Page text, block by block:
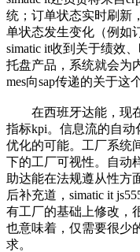
统；订单状态实时刷新
单状态发生变化（例如
simatic it收到关于绩效
托盘产品，系统就会为
mes向sap传递的关于这
在西班牙达能，现在
指标kpi。信息流的自
优化的可能。工厂系统
下的工厂可视性。自动
助达能在法规遵从性方
后补充道，simatic it
有工厂的基础上修改，
也意味着，仅需要很少
求。